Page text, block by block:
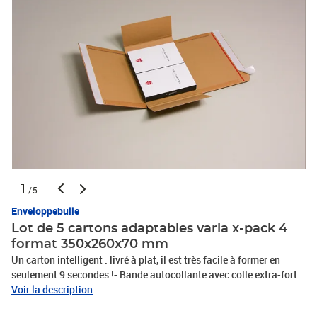
1 /5
Enveloppebulle
Lot de 5 cartons adaptables varia x-pack 4
format 350x260x70 mm
Un carton intelligent : livré à plat, il est très facile à former en
seulement 9 secondes !- Bande autocollante avec colle extra-forte,
ne peut être ouvert qu'une seule fois.- Ouverture facile grâce à la
Voir la description